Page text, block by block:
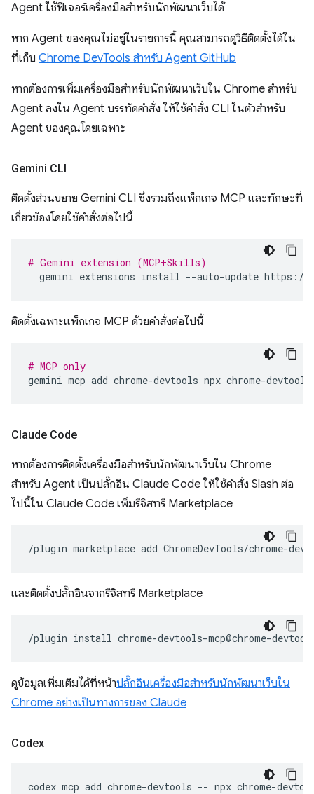
Agent ใช้ฟีเจอร์เครื่องมือสำหรับนักพัฒนาเว็บได้
หาก Agent ของคุณไม่อยู่ในรายการนี้ คุณสามารถดูวิธีติดตั้งได้ใน
ที่เก็บ Chrome DevTools สำหรับ Agent GitHub
หากต้องการเพิ่มเครื่องมือสำหรับนักพัฒนาเว็บใน Chrome สำหรับ
Agent ลงใน Agent บรรทัดคำสั่ง ให้ใช้คำสั่ง CLI ในตัวสำหรับ
Agent ของคุณโดยเฉพาะ
Gemini CLI
ติดตั้งส่วนขยาย Gemini CLI ซึ่งรวมถึงแพ็กเกจ MCP และทักษะที่
เกี่ยวข้องโดยใช้คำสั่งต่อไปนี้
# Gemini extension (MCP+Skills)
gemini extensions install --auto-update
ติดตั้งเฉพาะแพ็กเกจ MCP ด้วยคำสั่งต่อไปนี้
# MCP only
gemini mcp add chrome-devtools npx
Claude Code
หากต้องการติดตั้งเครื่องมือสำหรับนักพัฒนาเว็บใน Chrome
สำหรับ Agent เป็นปลั๊กอิน Claude Code ให้ใช้คำสั่ง Slash ต่อ
ไปนี้ใน Claude Code เพิ่มรีจิสทรี Marketplace
/plugin marketplace add
และติดตั้งปลั๊กอินจากรีจิสทรี Marketplace
/plugin install
ดูข้อมูลเพิ่มเติมได้ที่หน้าปลั๊กอินเครื่องมือสำหรับนักพัฒนาเว็บใน
Chrome อย่างเป็นทางการของ Claude
Codex
codex mcp add chrome-devtools -- npx